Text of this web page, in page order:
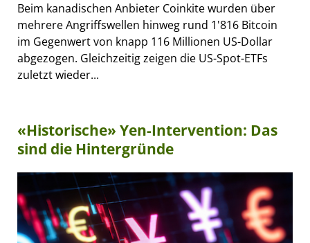
Beim kanadischen Anbieter Coinkite wurden über
mehrere Angriffswellen hinweg rund 1'816 Bitcoin
im Gegenwert von knapp 116 Millionen US-Dollar
abgezogen. Gleichzeitig zeigen die US-Spot-ETFs
zuletzt wieder...
«Historische» Yen-Intervention: Das
sind die Hintergründe